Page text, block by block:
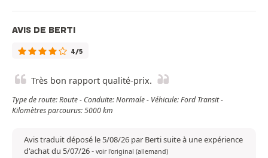
AVIS DE BERTI
4/5
Très bon rapport qualité-prix.
Type de route: Route - Conduite: Normale - Véhicule: Ford Transit -
Kilomètres parcourus: 5000 km
Avis traduit déposé le 5/08/26 par Berti suite à une expérience
d'achat du 5/07/26- voir l'original (allemand)